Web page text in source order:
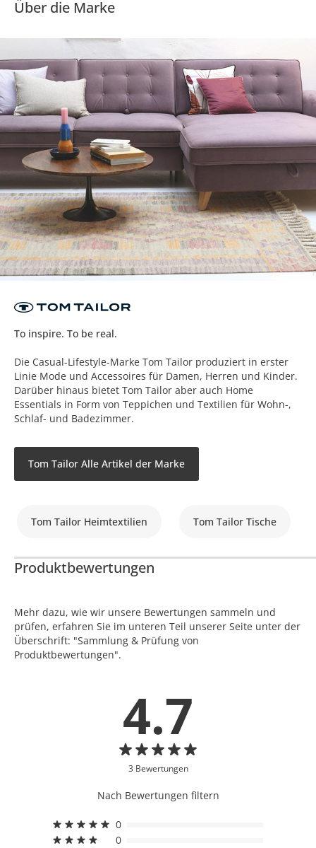
Über die Marke
To inspire. To be real.
Die Casual-Lifestyle-Marke Tom Tailor produziert in erster
Linie Mode und Accessoires für Damen, Herren und Kinder.
Darüber hinaus bietet Tom Tailor aber auch Home
Essentials in Form von Teppichen und Textilien für Wohn-,
Schlaf- und Badezimmer.
Tom Tailor Alle Artikel der Marke
Tom Tailor Heimtextilien Tom Tailor Tische
Produktbewertungen
Mehr dazu, wie wir unsere Bewertungen sammeln und
prüfen, erfahren Sie im unteren Teil unserer Seite unter der
Überschrift: "Sammlung & Prüfung von
Produktbewertungen".
4.7
3 Bewertungen
Nach Bewertungen filtern
0
0